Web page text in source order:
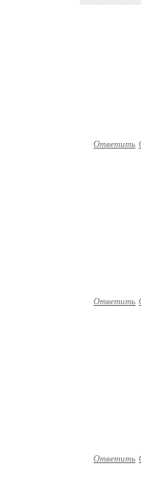
Ответить
Ответить
Ответить